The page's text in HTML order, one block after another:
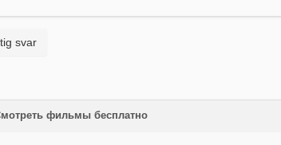
svar
фильмы бесплатно